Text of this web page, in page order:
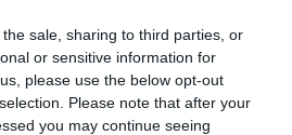
sale, sharing to third parties, or
or sensitive information for
please use the below opt-out
Please note that after your
you may continue seeing